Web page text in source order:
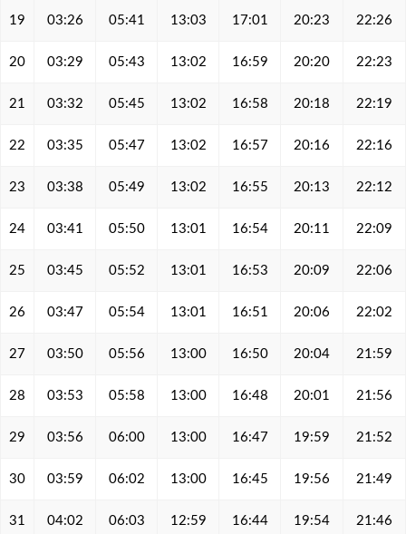
19 03:26 05:41 13:03 17:01 20:23 22:26
20 03:29 05:43 13:02 16:59 20:20 22:23
21 03:32 05:45 13:02 16:58 20:18 22:19
22 03:35 05:47 13:02 16:57 20:16 22:16
23 03:38 05:49 13:02 16:55 20:13 22:12
24 03:41 05:50 13:01 16:54 20:11 22:09
25 03:45 05:52 13:01 16:53 20:09 22:06
26 03:47 05:54 13:01 16:51 20:06 22:02
27 03:50 05:56 13:00 16:50 20:04 21:59
28 03:53 05:58 13:00 16:48 20:01 21:56
29 03:56 06:00 13:00 16:47 19:59 21:52
30 03:59 06:02 13:00 16:45 19:56 21:49
31 04:02 06:03 12:59 16:44 19:54 21:46